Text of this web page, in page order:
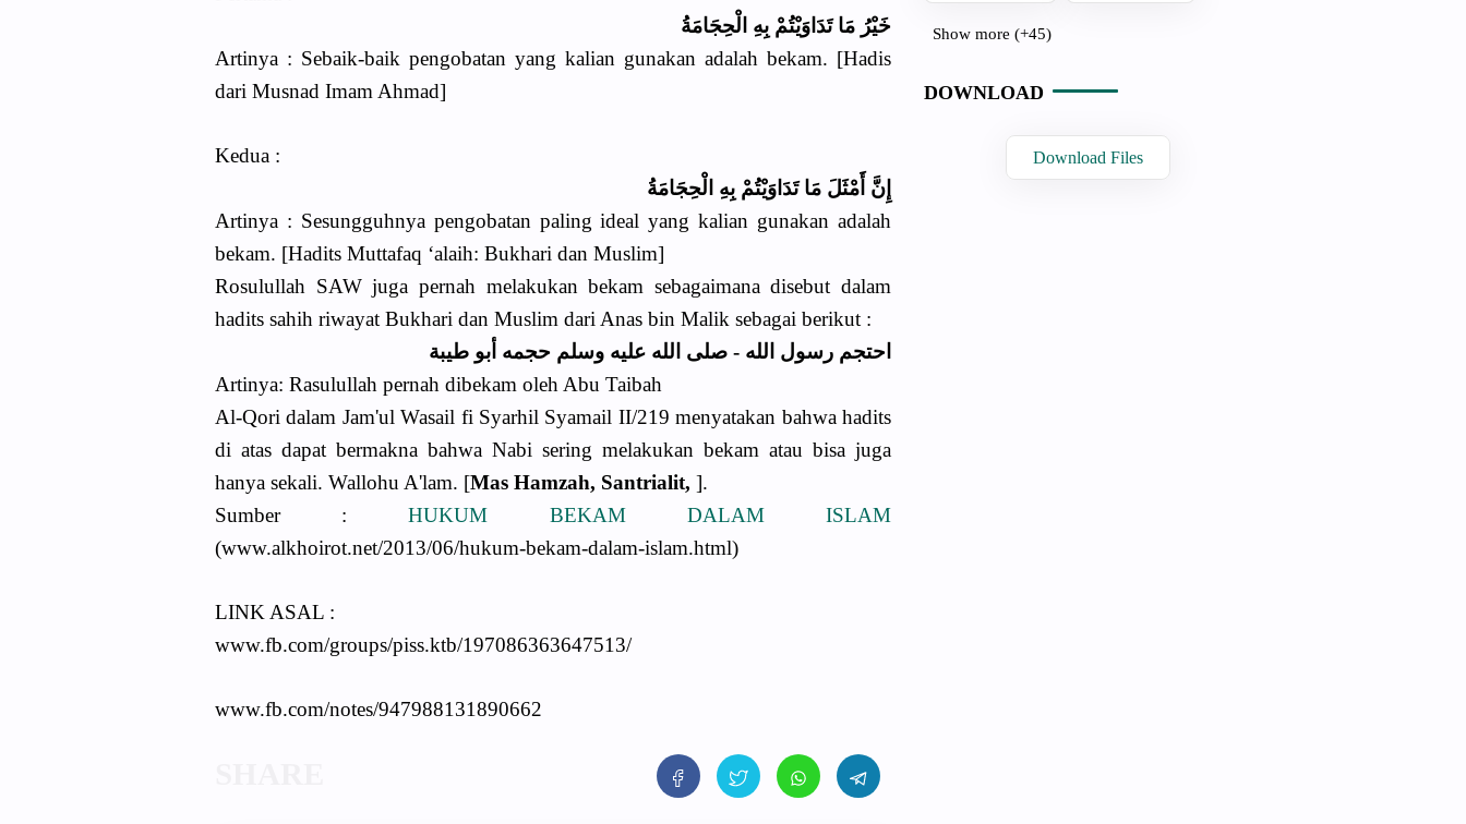
خَيْرُ مَا تَدَاوَيْتُمْ بِهِ الْحِجَامَةُ
Artinya : Sebaik-baik pengobatan yang kalian gunakan adalah bekam. [Hadis
dari Musnad Imam Ahmad]
Kedua :
إِنَّ أَمْثَلَ مَا تَدَاوَيْتُمْ بِهِ الْحِجَامَةُ
Artinya : Sesungguhnya pengobatan paling ideal yang kalian gunakan adalah
bekam. [Hadits Muttafaq ‘alaih: Bukhari dan Muslim]
Rosulullah SAW juga pernah melakukan bekam sebagaimana disebut dalam
hadits sahih riwayat Bukhari dan Muslim dari Anas bin Malik sebagai berikut :
احتجم رسول الله - صلى الله عليه وسلم حجمه أبو طيبة
Artinya: Rasulullah pernah dibekam oleh Abu Taibah
Al-Qori dalam Jam'ul Wasail fi Syarhil Syamail II/219 menyatakan bahwa hadits
di atas dapat bermakna bahwa Nabi sering melakukan bekam atau bisa juga
hanya sekali. Wallohu A'lam. [Mas Hamzah, Santrialit, ].
Sumber :HUKUM BEKAM DALAM ISLAM
(www.alkhoirot.net/2013/06/hukum-bekam-dalam-islam.html)
LINK ASAL :
www.fb.com/groups/piss.ktb/197086363647513/
www.fb.com/notes/947988131890662
Show more (+45)
DOWNLOAD
Download Files